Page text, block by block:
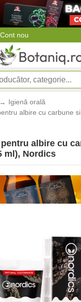
Cont nou
Igienă orală
albire cu carbune
albire cu
ml), Nordics